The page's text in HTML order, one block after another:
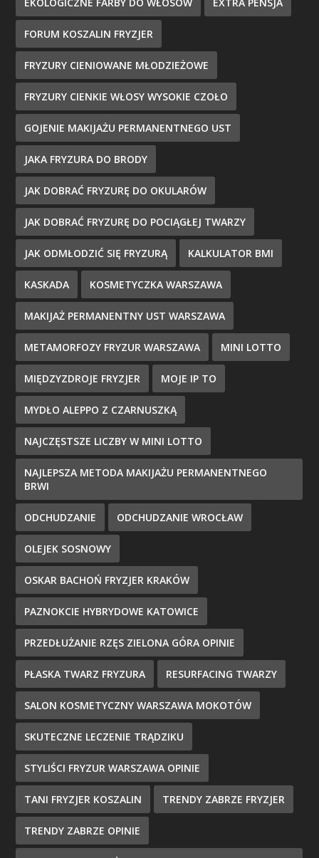
FORUM KOSZALIN FRYZJER
FRYZURY CIENIOWANE MŁODZIEŻOWE
FRYZURY CIENKIE WŁOSY WYSOKIE CZOŁO
GOJENIE MAKIJAŻU PERMANENTNEGO UST
JAKA FRYZURA DO BRODY
JAK DOBRAĆ FRYZURĘ DO OKULARÓW
JAK DOBRAĆ FRYZURĘ DO POCIĄGŁEJ TWARZY
JAK ODMŁODZIĆ SIĘ FRYZURĄ KALKULATOR BMI
KASKADA KOSMETYCZKA WARSZAWA
MAKIJAŻ PERMANENTNY UST WARSZAWA
METAMORFOZY FRYZUR WARSZAWA MINI LOTTO
MIĘDZYZDROJE FRYZJER MOJE IP TO
MYDŁO ALEPPO Z CZARNUSZKĄ
NAJCZĘSTSZE LICZBY W MINI LOTTO
NAJLEPSZA METODA MAKIJAŻU PERMANENTNEGO
BRWI
ODCHUDZANIE ODCHUDZANIE WROCŁAW
OLEJEK SOSNOWY
OSKAR BACHOŃ FRYZJER KRAKÓW
PAZNOKCIE HYBRYDOWE KATOWICE
PRZEDŁUŻANIE RZĘS ZIELONA GÓRA OPINIE
PŁASKA TWARZ FRYZURA RESURFACING TWARZY
SALON KOSMETYCZNY WARSZAWA MOKOTÓW
SKUTECZNE LECZENIE TRĄDZIKU
STYLIŚCI FRYZUR WARSZAWA OPINIE
TANI FRYZJER KOSZALIN TRENDY ZABRZE FRYZJER
TRENDY ZABRZE OPINIE